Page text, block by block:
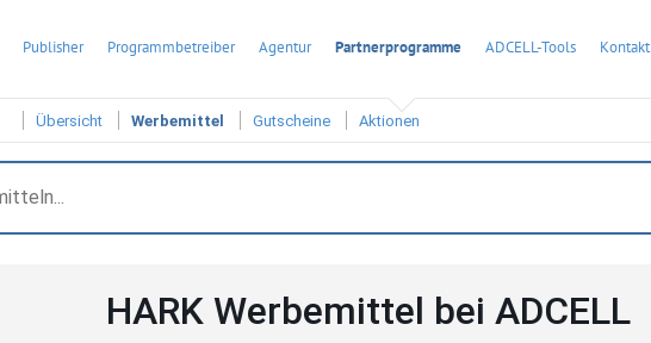
Publisher Programmbetreiber Agentur Partnerprogramme ADCELL-Tools Kontakt
Übersicht Werbemittel Gutscheine Aktionen
HARK Werbemittel bei ADCELL